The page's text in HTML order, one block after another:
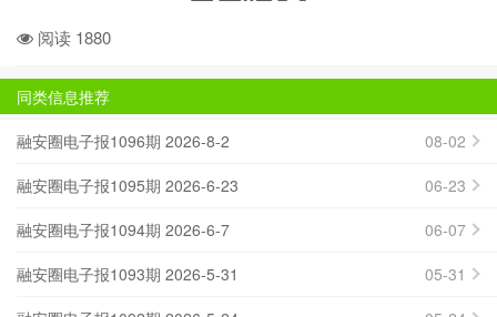
阅读 1880
同类信息推荐
融安圈电子报1096期 2026-8-2
08-02
融安圈电子报1095期 2026-6-23
06-23
融安圈电子报1094期 2026-6-7
06-07
融安圈电子报1093期 2026-5-31
05-31